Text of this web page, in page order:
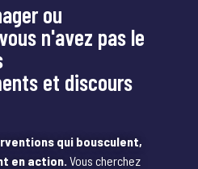
ou
n'avez pas le
et discours
qui bousculent,
en action. Vous cherchez